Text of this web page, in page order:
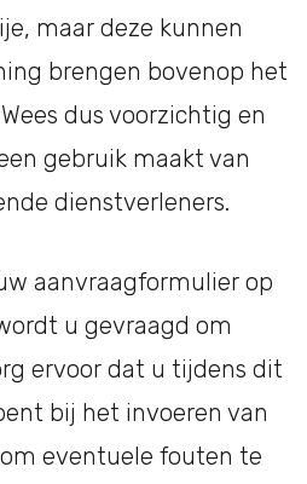
maar deze kunnen
brengen bovenop het
dus voorzichtig en
gebruik maakt van
dienstverleners.
aanvraagformulier op
u gevraagd om
ervoor dat u tijdens dit
bij het invoeren van
eventuele fouten te